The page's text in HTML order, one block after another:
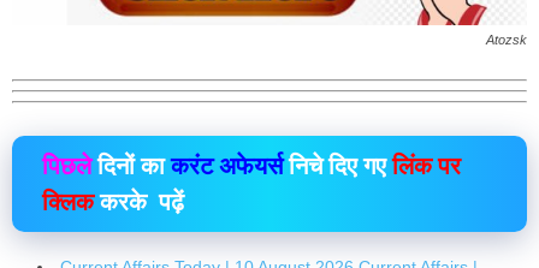
Atozsk
पिछलेदिनों काकरंट अफेयर्सनिचे दिए गएलिंक पर
क्लिककरके पढ़ें